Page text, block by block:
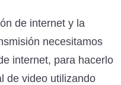
de internet y la
necesitamos
internet, para hacerlo
de video utilizando